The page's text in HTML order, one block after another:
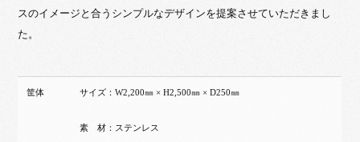
スのイメージと合うシンプルなデザインを提案させていただきまし
た。
筐体 サイズ：W2,200㎜ × H2,500㎜ × D250㎜
素 材：ステンレス